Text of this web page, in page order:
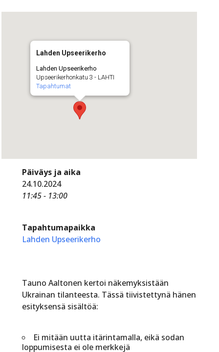
Lahden Upseerikerho
Lahden Upseerikerho
Upseerikerhonkatu 3 - LAHTI
Tapahtumat
Päiväys ja aika
24.10.2024
11:45 - 13:00
Tapahtumapaikka
Lahden Upseerikerho
Tauno Aaltonen kertoi näkemyksistään
Ukrainan tilanteesta. Tässä tiivistettynä hänen
esityksensä sisältöä:
Ei mitään uutta itärintamalla, eikä sodan
loppumisesta ei ole merkkejä